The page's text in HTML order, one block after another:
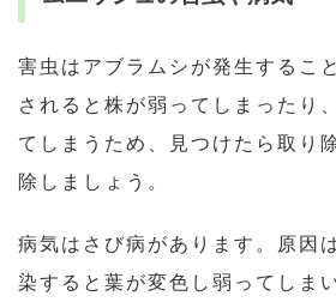
害虫はアブラムシが発生するこ
されると株が弱ってしまったり
てしまうため、見つけたら取り
除しましょう。
病気はさび病があります。原因
染すると葉が変色し弱ってしま